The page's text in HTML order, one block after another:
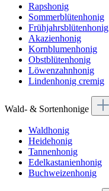
Rapshonig
Sommerblütenhonig
Frühjahrsblütenhonig
Akazienhonig
Kornblumenhonig
Obstblütenhonig
Löwenzahnhonig
Lindenhonig cremig
Wald- & Sortenhonige
Waldhonig
Heidehonig
Tannenhonig
Edelkastanienhonig
Buchweizenhonig